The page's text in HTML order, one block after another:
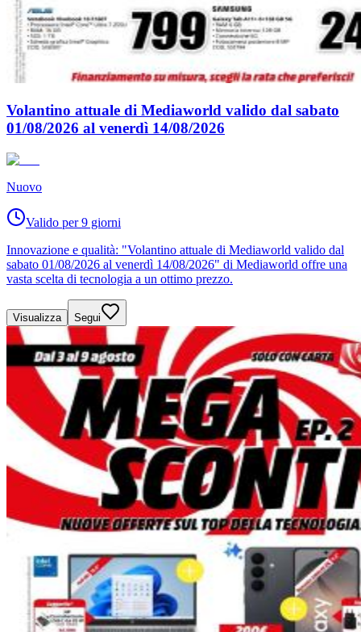
Volantino attuale di Mediaworld valido dal sabato
01/08/2026 al venerdì 14/08/2026
Nuovo
Valido per 9 giorni
Innovazione e qualità: "Volantino attuale di Mediaworld valido dal
sabato 01/08/2026 al venerdì 14/08/2026" di Mediaworld offre una
vasta scelta di tecnologia a un ottimo prezzo.
Visualizza Segui